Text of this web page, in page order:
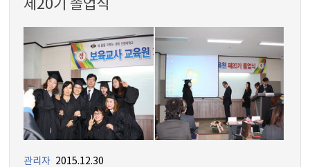
제20기 졸업식
관리자 2015.12.30